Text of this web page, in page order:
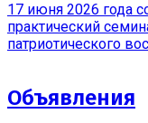
17 июня 2026 года
практический
патриотического
Объявления